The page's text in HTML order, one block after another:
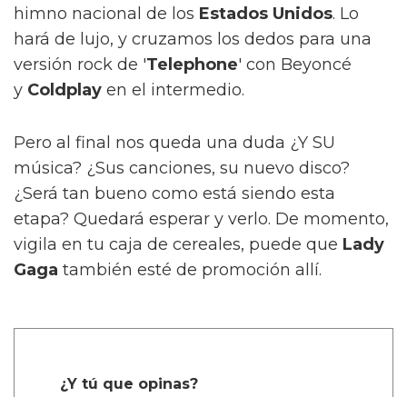
himno nacional de los Estados Unidos. Lo
hará de lujo, y cruzamos los dedos para una
versión rock de 'Telephone' con Beyoncé
y Coldplay en el intermedio.
Pero al final nos queda una duda ¿Y SU
música? ¿Sus canciones, su nuevo disco?
¿Será tan bueno como está siendo esta
etapa? Quedará esperar y verlo. De momento,
vigila en tu caja de cereales, puede que Lady
Gaga también esté de promoción allí.
¿Y tú que opinas?